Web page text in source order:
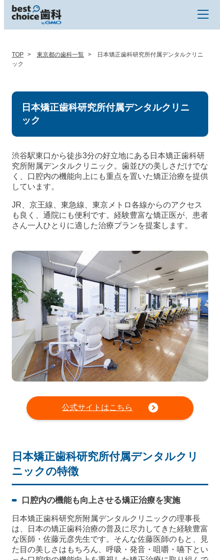
TOP 東京都の歯科一覧
日本矯正歯科研究所付属デンタルクリニ
ック
日本矯正歯科研究所付属デンタルクリニ
ック
渋谷駅東口から徒歩3分の好立地にある日本矯正歯科研
究所附属デンタルクリニック。歯並びの美しさだけでな
く、口腔内の機能向上にも重点を置いた矯正治療を提供
しています。
JR、京王線、東急線、東京メトロ各線からのアクセス
も良く、通院にも便利です。経験豊富な矯正医が、患者
さん一人ひとりに適した治療プランを提案します。
公式サイトはこちら
日本矯正歯科研究所付属デンタルクリ
ニックの特徴
口腔内の機能も向上させる矯正治療を実施
日本矯正歯科研究所附属デンタルクリニックの理事長
は、日本の矯正歯科治療の普及に尽力してきた経験豊富
な医師・佐藤元彦先生です。そんな佐藤医師のもと、見
た目の美しさはもちろん、呼吸・発音・咀嚼・嚥下とい